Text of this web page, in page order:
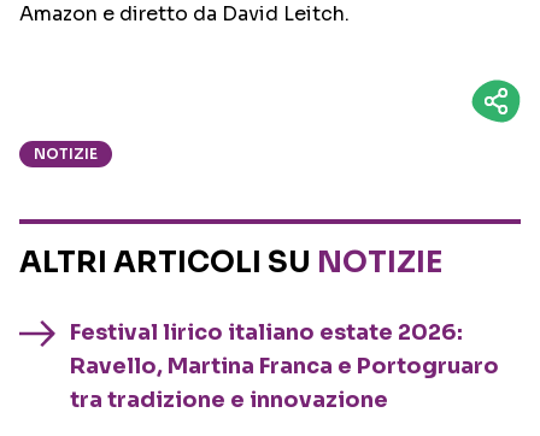
Amazon e diretto da David Leitch.
NOTIZIE
ALTRI ARTICOLI SU NOTIZIE
Festival lirico italiano estate 2026:
Ravello, Martina Franca e Portogruaro
tra tradizione e innovazione